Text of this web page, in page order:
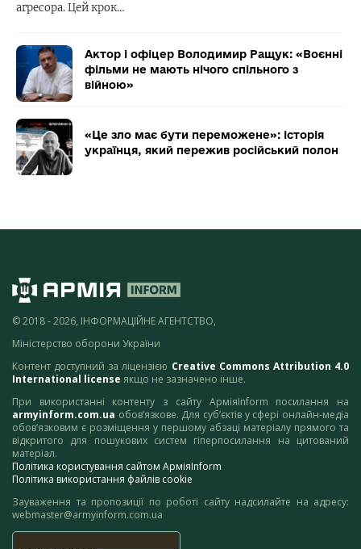
агресора. Цей крок…
Актор і офіцер Володимир Ращук: «Воєнні
фільми не мають нічого спільного з
війною»
«Це зло має бути переможене»: історія
українця, який пережив російський полон
© 2018 - 2026, ІНФОРМАЦІЙНЕ АГЕНТСТВО,
Міністерство оборони України
Контент доступний за ліцензією Creative Commons Attribution 4.0
International license якщо не зазначено інше.
При використанні контенту з сайту АрміяInform посилання на
armyinform.com.ua обов’язкове. Для суб’єктів у сфері онлайн-медіа
обов’язковим є розміщення у першому абзаці матеріалу прямого та
відкритого для пошукових систем гіперпосилання на цитований
матеріал.
Політика користування сайтом АрміяInform
Політика використання файлів cookie
Зауваження та пропозиції по роботі сайту надсилайте на адресу:
webmaster@armyinform.com.ua